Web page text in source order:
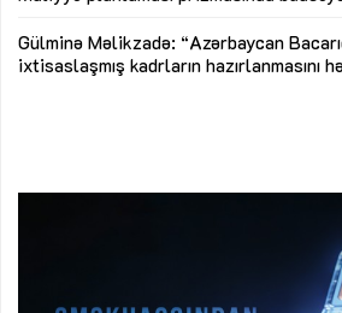
Gülminə Məlikzadə: “Azərbaycan
ixtisaslaşmış kadrların hazırlanmasını